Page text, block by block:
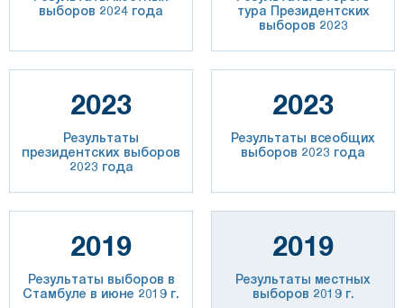
выборов 2024 года
тура Президентских
выборов 2023
2023
Результаты
президентских выборов
2023 года
2023
Результаты всеобщих
выборов 2023 года
2019
Результаты выборов в
Стамбуле в июне 2019 г.
2019
Результаты местных
выборов 2019 г.